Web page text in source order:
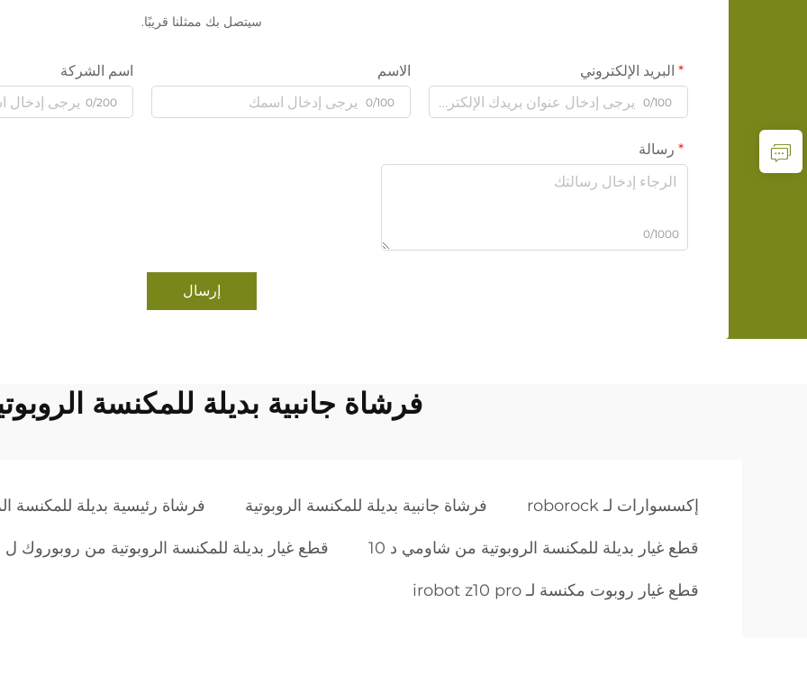
سيتصل بك ممثلنا قريبًا.
البريد الإلكتروني
0/100
الاسم
0/100
اسم الشركة
0/200
رسالة
0/1000
إرسال
فرشاة جانبية بديلة للمكنسة
إكسسوارات لـ roborock فرشاة جانبية بديلة للمكنسة الروبوتية فرشاة رئيسية بديلة للمكنسة
قطع غيار بديلة للمكنسة الروبوتية من شاومي د 10 قطع غيار بديلة للمكنسة الروبوتية من روبوروك ل 10 بلس
قطع غيار روبوت مكنسة لـ irobot z10 pro